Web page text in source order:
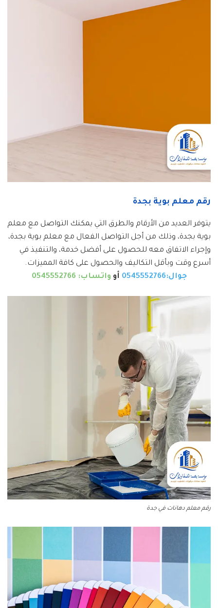
رقم معلم بوية بجدة
يتوفر العديد من الأرقام والطرق التي يمكنك التواصل مع معلم
بوية بجدة، وذلك من أجل التواصل الفعال مع معلم بوية بجدة،
وإجراء الاتفاق معه للحصول على أفضل خدمة، والتنفيذ في
أسرع وقت وبأقل التكاليف والحصول على كافة المميزات.
جوال:0545552766
أو واتساب: 0545552766
رقم معلم دهانات في جدة